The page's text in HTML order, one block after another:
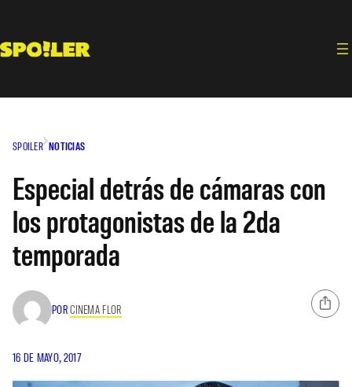
contenido
SPOILER NOTICIAS
Especial detrás de cámaras con
los protagonistas de la 2da
temporada
PORCINEMA FLOR
16 DE MAYO, 2017